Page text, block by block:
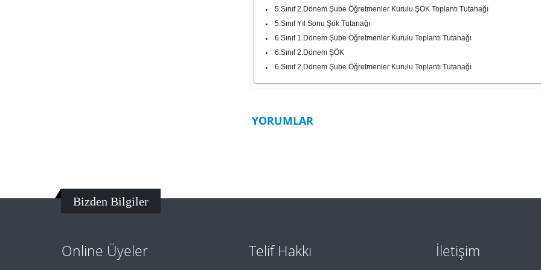
5.Sınıf 2.Dönem Şube Öğretmenler Kurulu ŞÖK Toplantı Tutanağı
5.Sınıf Yıl Sonu Şök Tutanağı
6.Sınıf 1.Dönem Şube Öğretmenler Kurulu Toplantı Tutanağı
6.Sınıf 2.Dönem ŞÖK
6.Sınıf 2.Dönem Şube Öğretmenler Kurulu Toplantı Tutanağı
YORUMLAR
Bizden Bilgiler
Online Üyeler Telif Hakkı İletişim